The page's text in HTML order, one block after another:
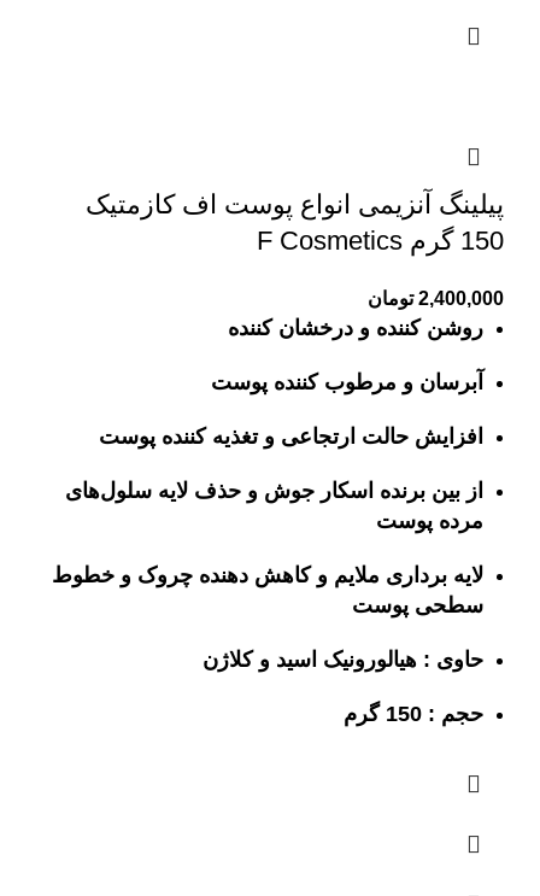
پیلینگ آنزیمی انواع پوست اف کازمتیک
150 گرم F Cosmetics
2,400,000 تومان
روشن کننده و درخشان کننده
آبرسان و مرطوب کننده پوست
افزایش حالت ارتجاعی و تغذیه کننده پوست
از بین برنده اسکار جوش و حذف لایه سلول‌های
مرده پوست
لایه برداری ملایم و کاهش دهنده چروک و خطوط
سطحی پوست
حاوی : هیالورونیک اسید و کلاژن
حجم : 150 گرم